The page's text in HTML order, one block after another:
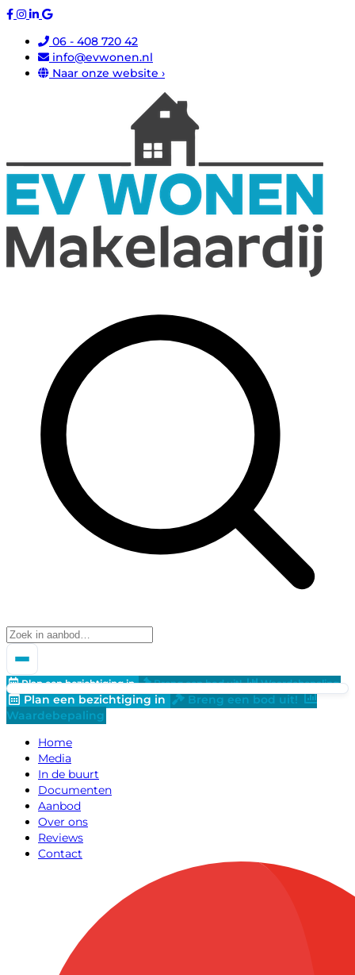
06 - 408 720 42
info@evwonen.nl
Naar onze website ›
Plan een bezichtiging in Breng een bod uit! Waardebepaling
Plan een bezichtiging in
Breng een bod uit!
Waardebepaling
Home
Media
In de buurt
Documenten
Aanbod
Over ons
Reviews
Contact